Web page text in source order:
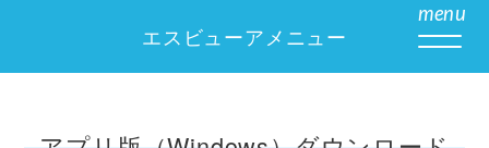
エスビューアメニュー
menu